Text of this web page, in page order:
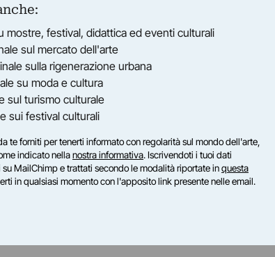
mostre, festival, didattica ed eventi culturali
sul mercato dell'arte
sulla rigenerazione urbana
su moda e cultura
sul turismo culturale
sui festival culturali
te forniti per tenerti informato con regolarità sul mondo dell'arte,
indicato nellanostra informativa. Iscrivendoti i tuoi dati
MailChimp e trattati secondo le modalità riportate inquesta
in qualsiasi momento con l'apposito link presente nelle email.